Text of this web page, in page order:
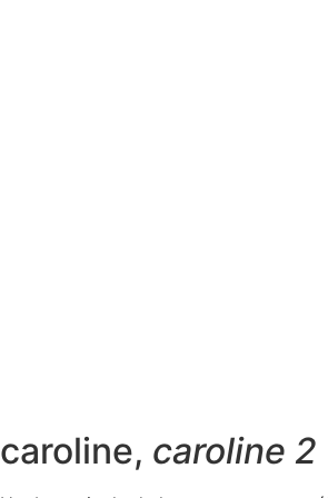
caroline, caroline 2